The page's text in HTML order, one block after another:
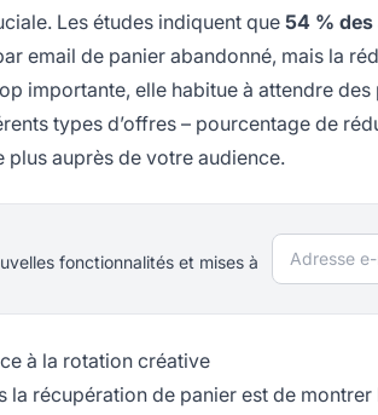
Les études indiquent que 54 %
email de panier abandonné, mais la
importante, elle habitue à attendre
types d’offres – pourcentage de
auprès de votre audience.
fonctionnalités et mises à
Adresse e-
à la rotation créative
la récupération de panier est de